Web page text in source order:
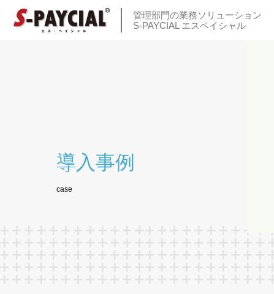
管理部門の業務ソリューション
S-PAYCIAL エスペイシャル
導入事例
case